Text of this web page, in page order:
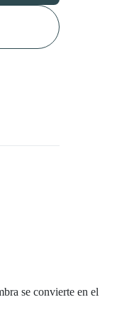
se convierte en el